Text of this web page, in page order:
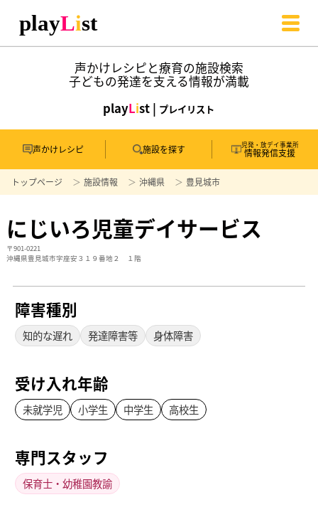
声かけレシピと療育の施設検索
子どもの発達を支える情報が満載
playList | プレイリスト
声かけレシピ 施設を探す 児発・放デイ事業所
情報発信支援
トップページ 施設情報 沖縄県 豊見城市
にじいろ児童デイサービス
〒901-0221
沖縄県豊見城市字座安３１９番地２ １階
障害種別
知的な遅れ 発達障害等 身体障害
受け入れ年齢
未就学児 小学生 中学生 高校生
専門スタッフ
保育士・幼稚園教諭